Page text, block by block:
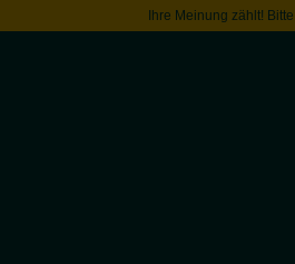
Ihre Meinung zählt!